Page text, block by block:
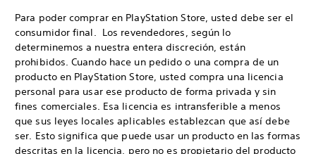
Para poder comprar en PlayStation Store, usted debe ser el
consumidor final. Los revendedores, según lo
determinemos a nuestra entera discreción, están
prohibidos. Cuando hace un pedido o una compra de un
producto en PlayStation Store, usted compra una licencia
personal para usar ese producto de forma privada y sin
fines comerciales. Esa licencia es intransferible a menos
que sus leyes locales aplicables establezcan que así debe
ser. Esto significa que puede usar un producto en las formas
descritas en la licencia, pero no es propietario del producto